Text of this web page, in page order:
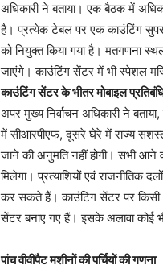
अधिकारी ने बताया। एक बैठक में
है। प्रत्येक टेबल पर एक काउंटिंग
को नियुक्त किया गया है। मतगणना
जाएंगे। काउंटिंग सेंटर में भी स्पेशल
काउंटिंग सेंटर के भीतर मोबाइल
अपर मुख्य निर्वाचन अधिकारी ने
में सीआरपीएफ, दूसरे घेरे में राज्य
जाने की अनुमति नहीं होगी। सभी आने
मिलेगा। प्रत्याशियों एवं राजनीतिक
कर सकते हैं। काउंटिंग सेंटर पर किसी
सेंटर बनाए गए हैं। इसके अलावा कोई
पांच वीवीपैट मशीनों की पर्चियों की गणना